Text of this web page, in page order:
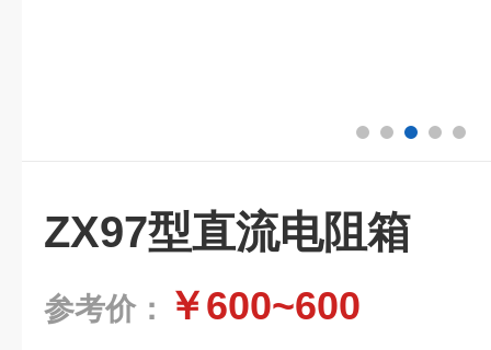
ZX97型直流电阻箱
参考价： ￥600~600